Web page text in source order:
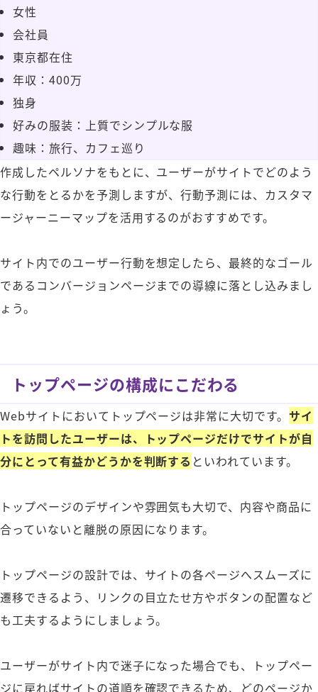
女性
会社員
東京都在住
年収：400万
独身
好みの服装：上質でシンプルな服
趣味：旅行、カフェ巡り
作成したペルソナをもとに、ユーザーがサイトでどのよう
な行動をとるかを予測しますが、行動予測には、カスタマ
ージャーニーマップを活用するのがおすすめです。
サイト内でのユーザー行動を想定したら、最終的なゴール
であるコンバージョンページまでの導線に落とし込みまし
ょう。
トップページの構成にこだわる
Webサイトにおいてトップページは非常に大切です。 サイ
トを訪問したユーザーは、トップページだけでサイトが自
分にとって有益かどうかを判断する といわれています。
トップページのデザインや雰囲気も大切で、内容や商品に
合っていないと離脱の原因になります。
トップページの設計では、サイトの各ページへスムーズに
遷移できるよう、リンクの目立たせ方やボタンの配置など
も工夫するようにしましょう。
ユーザーがサイト内で迷子になった場合でも、トップペー
ジに戻ればサイトの道順を確認できるため、どのページか